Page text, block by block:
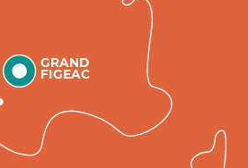
GRAND
FIGEAC